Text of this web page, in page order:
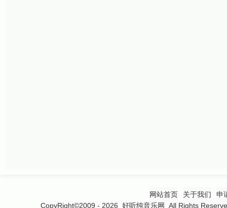
网站首页 关于我们
申
CopyRight©2009 - 2026 好听纯音乐网
All Rights